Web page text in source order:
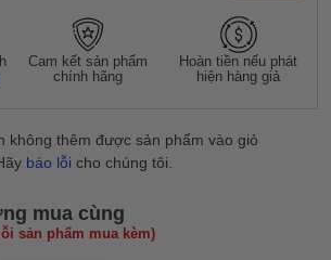
Cam kết sản phẩm
chính hãng
Hoàn tiền nếu phát
hiện hàng giả
không thêm được sản phẩm vào giỏ
báo lỗi cho chúng tôi.
mua cùng
sản phẩm mua kèm)